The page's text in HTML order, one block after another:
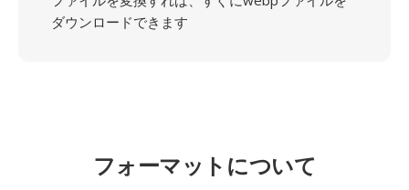
ダウンロードできます
フォーマットについて